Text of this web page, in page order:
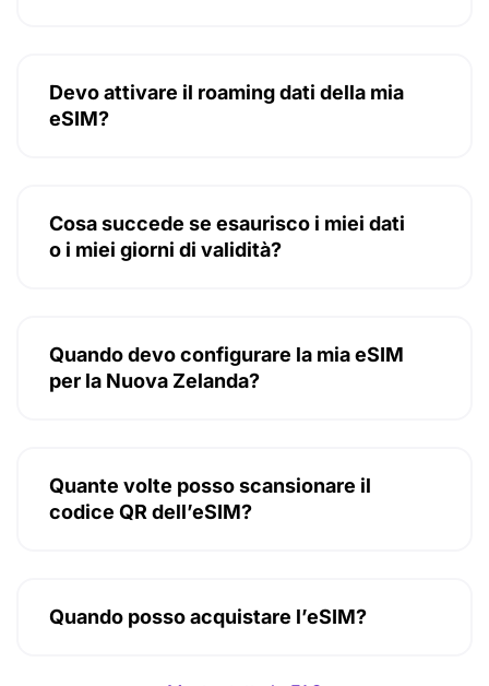
Devo attivare il roaming dati della mia
eSIM?
Cosa succede se esaurisco i miei dati
o i miei giorni di validità?
Quando devo configurare la mia eSIM
per la Nuova Zelanda?
Quante volte posso scansionare il
codice QR dell’eSIM?
Quando posso acquistare l’eSIM?